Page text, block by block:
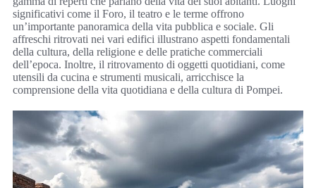
significativi come il Foro, il teatro e le terme offrono
un’importante panoramica della vita pubblica e sociale. Gli
affreschi ritrovati nei vari edifici illustrano aspetti fondamentali
della cultura, della religione e delle pratiche commerciali
dell’epoca. Inoltre, il ritrovamento di oggetti quotidiani, come
utensili da cucina e strumenti musicali, arricchisce la
comprensione della vita quotidiana e della cultura di Pompei.